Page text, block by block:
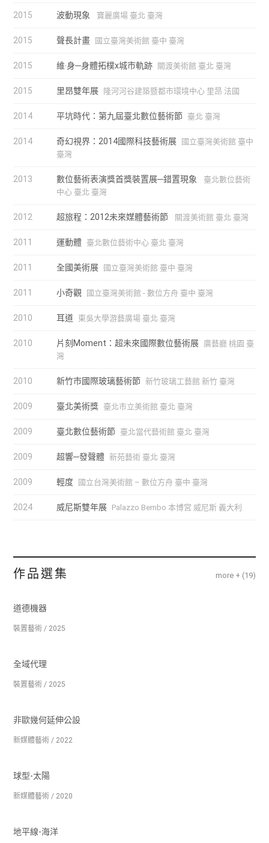
2015 波動現象 寶麗廣場 臺北 臺灣
2015 聲長計畫 國立臺灣美術館 臺中 臺灣
2015 維‧身─身體拓樸x城市軌跡 關渡美術館 臺北 臺灣
2015 里昂雙年展 隆河河谷建築暨都市環境中心 里昂 法國
2014 平坑時代：第九屆臺北數位藝術節 臺北 臺灣
2014 奇幻視界：2014國際科技藝術展 國立臺灣美術館 臺中
臺灣
2013 數位藝術表演獎首獎裝置展─錯置現象
臺北數位藝術
中心 臺北 臺灣
2012 超旅程：2012未來媒體藝術節 關渡美術館 臺北 臺灣
2011 運動體 臺北數位藝術中心 臺北 臺灣
2011 全國美術展 國立臺灣美術館 臺中 臺灣
2011 小奇觀 國立臺灣美術館 - 數位方舟 臺中 臺灣
2010 耳道 東吳大學游藝廣場 臺北 臺灣
2010 片刻Moment：超未來國際數位藝術展 廣藝廳 桃園 臺
灣
2010 新竹市國際玻璃藝術節 新竹玻璃工藝館 新竹 臺灣
2009 臺北美術獎 臺北市立美術館 臺北 臺灣
2009 臺北數位藝術節 臺北當代藝術館 臺北 臺灣
2009 超響─發聲體 新苑藝術 臺北 臺灣
2009 輕度 國立台灣美術館 – 數位方舟 臺中 臺灣
2024 威尼斯雙年展 Palazzo Bembo 本博宮 威尼斯 義大利
作品選集 more + (19)
道德機器
裝置藝術 / 2025
全域代理
裝置藝術 / 2025
非歐幾何延伸公設
新媒體藝術 / 2022
球型-太陽
新媒體藝術 / 2020
地平線-海洋